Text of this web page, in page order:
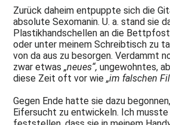
Hoffnung!
2021
-
Ein
merkwürdiges
Jahr!
-
Bandscheibe,
Zurück daheim entpuppte sich die
absolute Sexomanin. U. a. stand sie
Plastikhandschellen an die
oder unter meinem Schreibtisch zu
von da aus zu besorgen. Verdammt
zwar etwas„neues“, ungewohntes,
diese Zeit oft vor wie„im falschen
Gegen Ende hatte sie dazu
Eifersucht zu entwickeln. Ich